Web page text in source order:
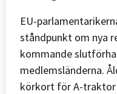
EU-
ståndpunkt om nya
kommande
medlemsländerna.
körkort för A-traktor